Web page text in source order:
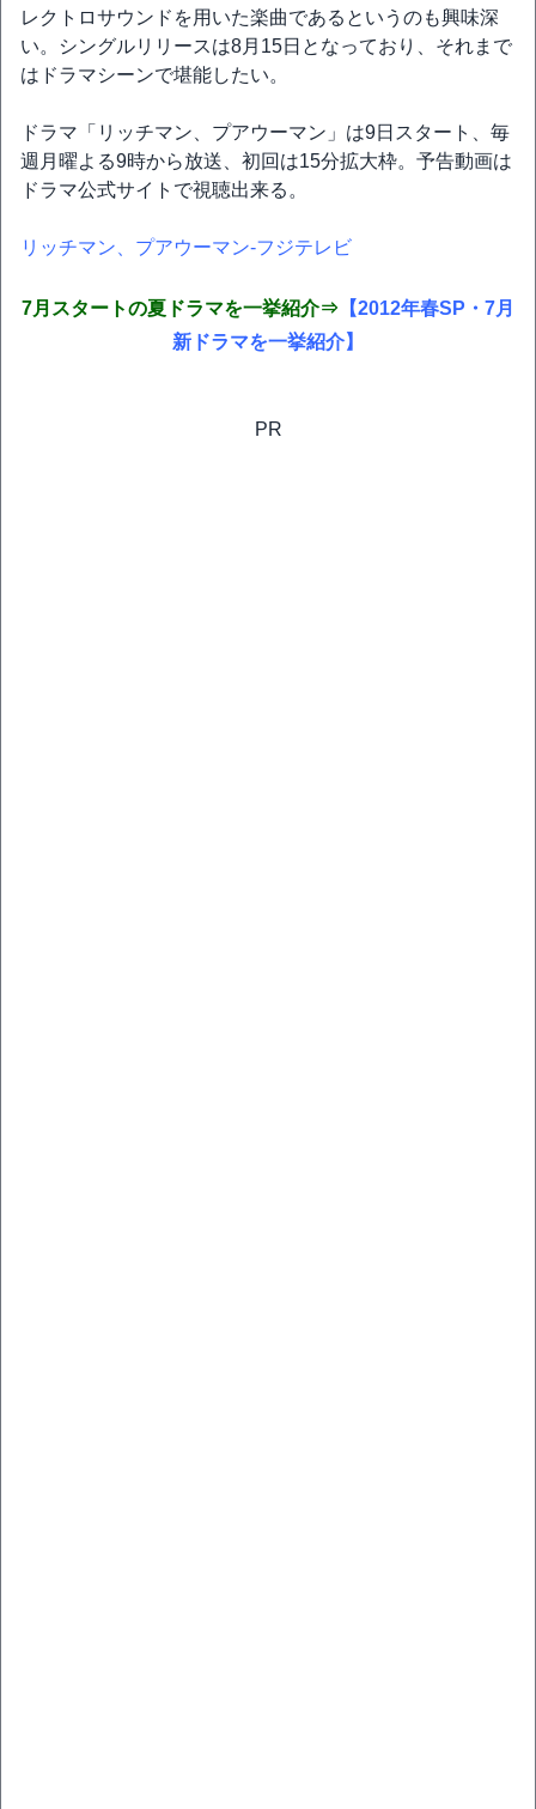
レクトロサウンドを用いた楽曲であるというのも興味深
い。シングルリリースは8月15日となっており、それまで
はドラマシーンで堪能したい。
ドラマ「リッチマン、プアウーマン」は9日スタート、毎
週月曜よる9時から放送、初回は15分拡大枠。予告動画は
ドラマ公式サイトで視聴出来る。
リッチマン、プアウーマン‐フジテレビ
7月スタートの夏ドラマを一挙紹介⇒ 【2012年春SP・7月
新ドラマを一挙紹介】
PR